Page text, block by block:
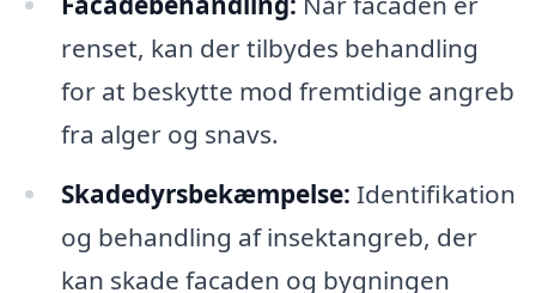
renset, kan der tilbydes behandling
for at beskytte mod fremtidige angreb
fra alger og snavs.
Skadedyrsbekæmpelse: Identifikation
og behandling af insektangreb, der
kan skade facaden og bygningen